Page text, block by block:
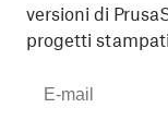
versioni di
progetti